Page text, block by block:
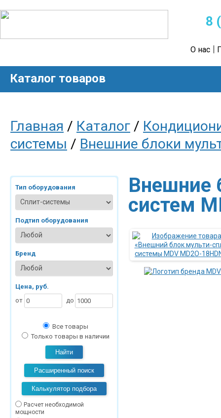
8
О нас
Каталог товаров
Главная / Каталог /
системы / Внешние блоки
Тип оборудования
Подтип оборудования
Бренд
Цена, руб.
от
до
Все товары
Только товары в наличии
Найти
Расширенный поиск
Калькулятор подбора
Расчет необходимой
мощности
Внешние
систем